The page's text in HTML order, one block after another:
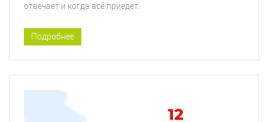
отвечает и когда всё приедет.
Подробнее